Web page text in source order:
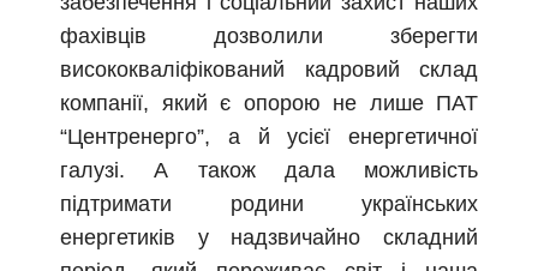
фахівців дозволили зберегти
висококваліфікований кадровий склад
компанії, який є опорою не лише ПАТ
“Центренерго”, а й усієї енергетичної
галузі. А також дала можливість
підтримати родини українських
енергетиків у надзвичайно складний